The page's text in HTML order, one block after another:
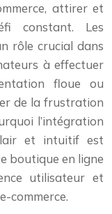
attirer et
constant. Les
rôle crucial dans
à effectuer
floue ou
de la frustration
l’intégration
et intuitif est
boutique en ligne
utilisateur et
commerce.